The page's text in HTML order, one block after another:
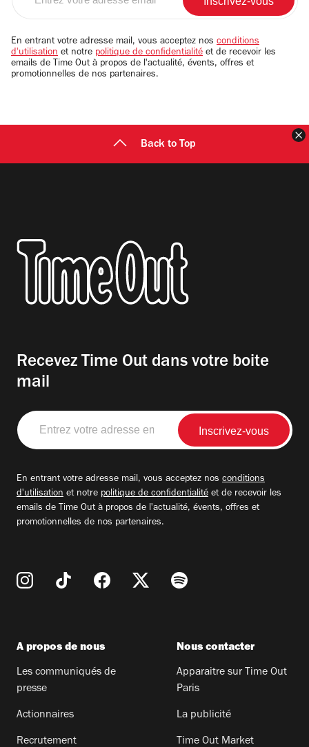
email
En entrant votre adresse mail, vous acceptez nos conditions
d'utilisation et notre politique de confidentialité et de recevoir les
emails de Time Out à propos de l'actualité, évents, offres et
promotionnelles de nos partenaires.
Back to Top
Recevez Time Out dans votre boite
mail
Entrez
votre
adresse
En entrant votre adresse mail, vous acceptez nos conditions
d'utilisation et notre politique de confidentialité et de recevoir les
emails de Time Out à propos de l'actualité, évents, offres et
promotionnelles de nos partenaires.
A propos de nous
Les communiqués de
presse
Actionnaires
Recrutement
Nous contacter
Apparaitre sur Time Out
Paris
La publicité
Time Out Market